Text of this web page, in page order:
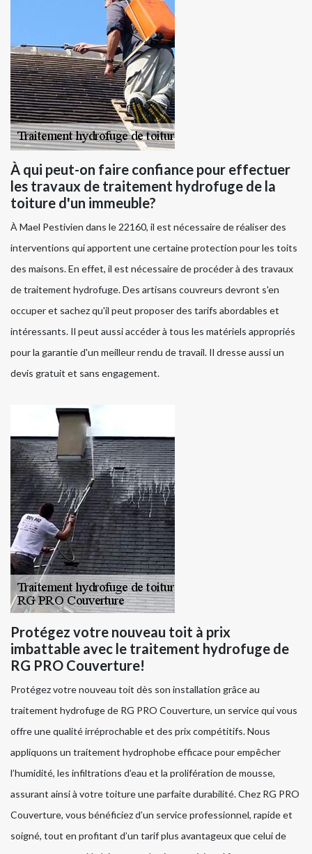
À qui peut-on faire confiance pour effectuer
les travaux de traitement hydrofuge de la
toiture d'un immeuble?
À Mael Pestivien dans le 22160, il est nécessaire de réaliser des
interventions qui apportent une certaine protection pour les toits
des maisons. En effet, il est nécessaire de procéder à des travaux
de traitement hydrofuge. Des artisans couvreurs devront s'en
occuper et sachez qu'il peut proposer des tarifs abordables et
intéressants. Il peut aussi accéder à tous les matériels appropriés
pour la garantie d'un meilleur rendu de travail. Il dresse aussi un
devis gratuit et sans engagement.
Protégez votre nouveau toit à prix
imbattable avec le traitement hydrofuge de
RG PRO Couverture!
Protégez votre nouveau toit dès son installation grâce au
traitement hydrofuge de RG PRO Couverture, un service qui vous
offre une qualité irréprochable et des prix compétitifs. Nous
appliquons un traitement hydrophobe efficace pour empêcher
l’humidité, les infiltrations d’eau et la prolifération de mousse,
assurant ainsi à votre toiture une parfaite durabilité. Chez RG PRO
Couverture, vous bénéficiez d’un service professionnel, rapide et
soigné, tout en profitant d’un tarif plus avantageux que celui de